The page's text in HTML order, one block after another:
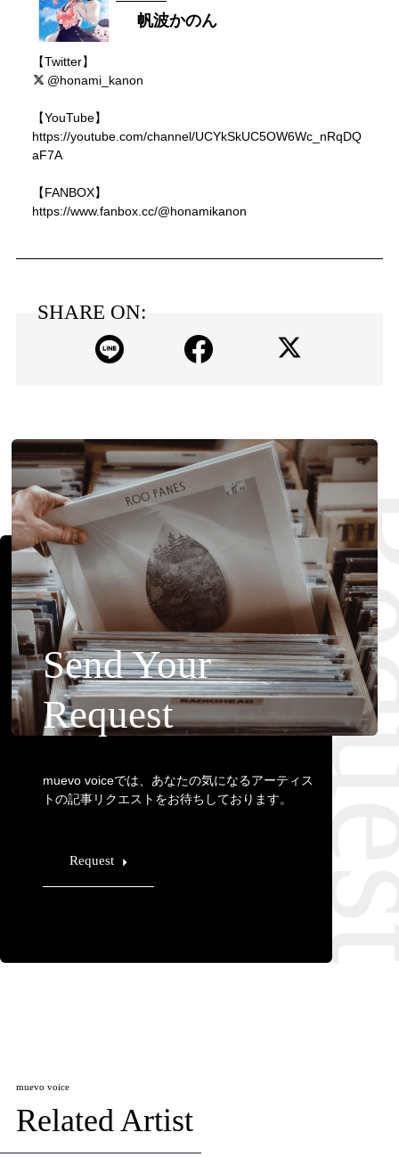
帆波かのん
【Twitter】
@honami_kanon
【YouTube】
https://youtube.com/channel/UCYkSkUC5OW6Wc_nRqDQ
aF7A
【FANBOX】
https://www.fanbox.cc/@honamikanon
SHARE ON:
Send Your
Request
muevo voiceでは、あなたの気になるアーティス
トの記事リクエストをお待ちしております。
Request
muevo voice
Related Artist